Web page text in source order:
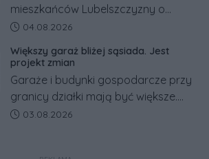
mieszkańców Lubelszczyzny o
rosyjskim zagrożeniu rząd
alarmowych, alertów RCB i aplikacji
w jeden system.
Data dodania artykułu:
04.08.2026
Większy garaż bliżej sąsiada. Jest
projekt zmian
Garaże i budynki gospodarcze przy
granicy działki mają być większe.
Projekt zaostrza też zasady
Data dodania artykułu:
03.08.2026